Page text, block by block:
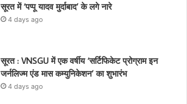
सूरत में ‘पप्पू यादव मुर्दाबाद’ के लगे नारे
4 days ago
सूरत : VNSGU में एक वर्षीय ‘सर्टिफिकेट प्रोग्राम इन
जर्नलिज्म एंड मास कम्युनिकेशन’ का शुभारंभ
4 days ago